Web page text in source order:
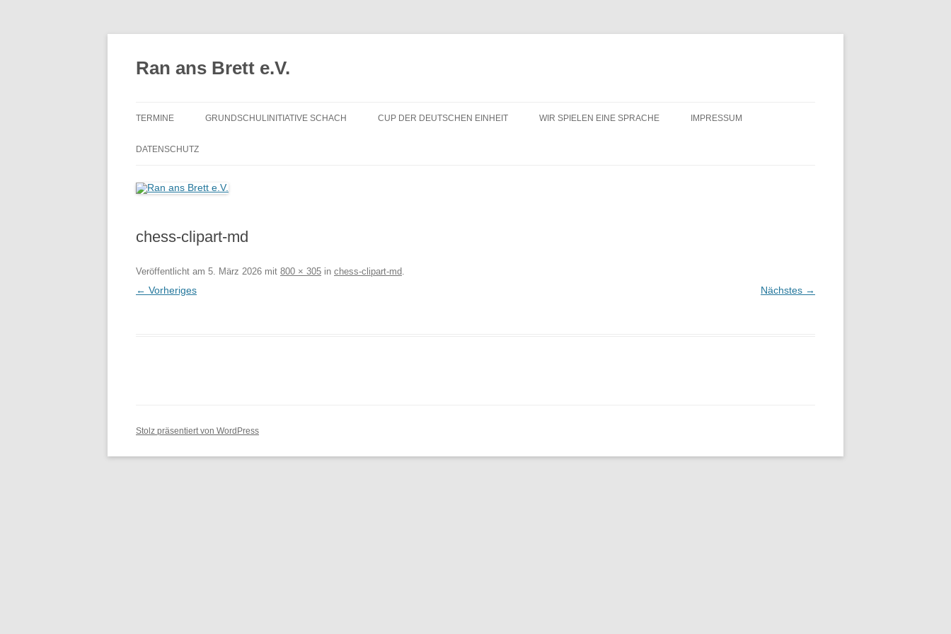
Ran ans Brett e.V.
TERMINE
ERGEBNISSE
GRUNDSCHULINITIATIVE SCHACH CUP DER DEUTSCHEN EINHEIT WIR SPIELEN EINE SPRACHE IMPRESSUM
DATENSCHUTZ
chess-clipart-md
Veröffentlicht am 5. März 2026 mit 800 × 305 in chess-clipart-md.
← Vorheriges Nächstes →
Stolz präsentiert von WordPress